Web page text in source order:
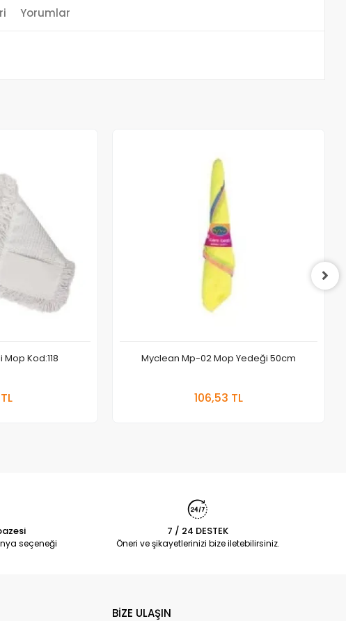
Yorumlar
Kod:118 Myclean Mp-02 Mop Yedeği 50cm
106,53 TL
seçeneği
7 / 24 DESTEK
Öneri ve şikayetlerinizi bize iletebilirsiniz.
BİZE ULAŞIN